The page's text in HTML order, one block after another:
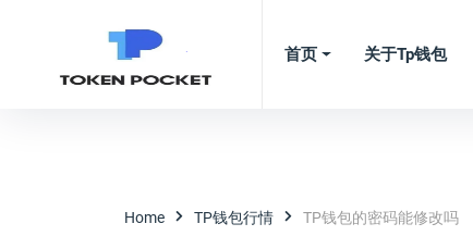
首页 关于tp钱包
Home TP钱包行情 TP钱包的密码能修改吗